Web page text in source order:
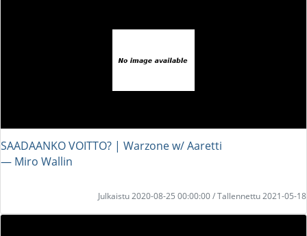
SAADAANKO VOITTO? | Warzone w/ Aaretti
― Miro Wallin
Julkaistu 2020-08-25 00:00:00 / Tallennettu 2021-05-18